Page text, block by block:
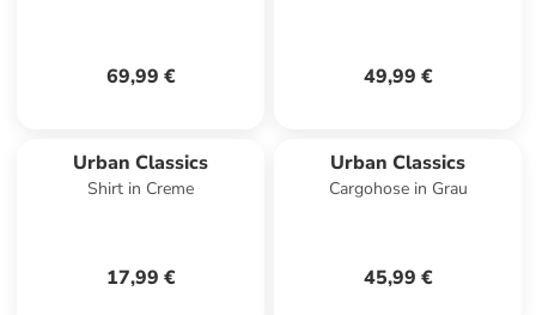
69,99 € 49,99 €
Urban Classics
Shirt in Creme
17,99 €
Urban Classics
Cargohose in Grau
45,99 €